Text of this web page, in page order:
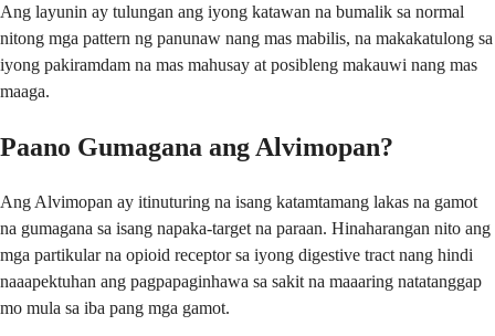
Ang layunin ay tulungan ang iyong katawan na bumalik sa normal
nitong mga pattern ng panunaw nang mas mabilis, na makakatulong sa
iyong pakiramdam na mas mahusay at posibleng makauwi nang mas
maaga.
Paano Gumagana ang Alvimopan?
Ang Alvimopan ay itinuturing na isang katamtamang lakas na gamot
na gumagana sa isang napaka-target na paraan. Hinaharangan nito ang
mga partikular na opioid receptor sa iyong digestive tract nang hindi
naaapektuhan ang pagpapaginhawa sa sakit na maaaring natatanggap
mo mula sa iba pang mga gamot.